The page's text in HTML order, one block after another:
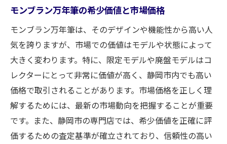
モンブラン万年筆の希少価値と市場価格
モンブラン万年筆は、そのデザインや機能性から高い人
気を誇りますが、市場での価値はモデルや状態によって
大きく変わります。特に、限定モデルや廃盤モデルはコ
レクターにとって非常に価値が高く、静岡市内でも高い
価格で取引されることがあります。市場価格を正しく理
解するためには、最新の市場動向を把握することが重要
です。また、静岡市の専門店では、希少価値を正確に評
価するための査定基準が確立されており、信頼性の高い